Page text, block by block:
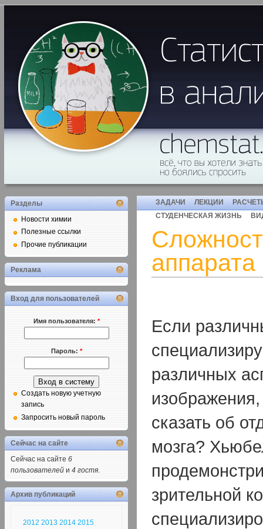
ЗАДАЧИ ЛЕКЦИИ
СТУДЕНЧЕСКАЯ ЖИЗНЬ
Если
различных
сказать об
мозга?
зрительной
Разделы
Новости химии
Полезные ссылки
Прочие публикации
Реклама
Вход для пользователей
Имя пользователя: *
Пароль: *
Создать новую учетную
запись
Запросить новый пароль
Сейчас на сайте
Сейчас на сайте 6
пользователей и 4 гостя.
Архив публикаций
2012 2013 2014 2015